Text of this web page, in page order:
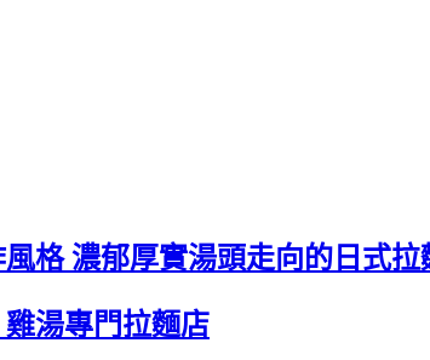
格 濃郁厚實湯頭走向的日式拉
湯專門拉麵店